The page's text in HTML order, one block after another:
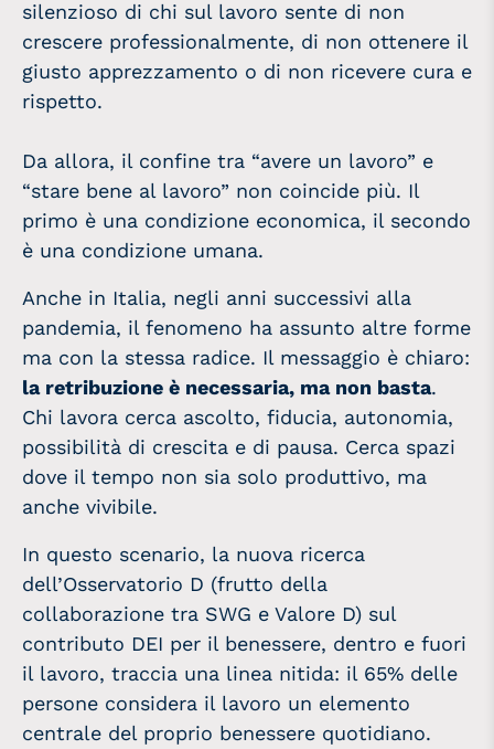
silenzioso di chi sul lavoro sente di non
crescere professionalmente, di non ottenere il
giusto apprezzamento o di non ricevere cura e
rispetto.
Da allora, il confine tra “avere un lavoro” e
“stare bene al lavoro” non coincide più. Il
primo è una condizione economica, il secondo
è una condizione umana.
Anche in Italia, negli anni successivi alla
pandemia, il fenomeno ha assunto altre forme
ma con la stessa radice. Il messaggio è chiaro:
la retribuzione è necessaria, ma non basta.
Chi lavora cerca ascolto, fiducia, autonomia,
possibilità di crescita e di pausa. Cerca spazi
dove il tempo non sia solo produttivo, ma
anche vivibile.
In questo scenario, la nuova ricerca
dell’Osservatorio D (frutto della
collaborazione tra SWG e Valore D) sul
contributo DEI per il benessere, dentro e fuori
il lavoro, traccia una linea nitida: il 65% delle
persone considera il lavoro un elemento
centrale del proprio benessere quotidiano.